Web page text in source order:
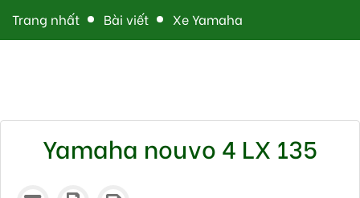
Trang nhất Bài viết Xe Yamaha
Yamaha nouvo 4 LX 135